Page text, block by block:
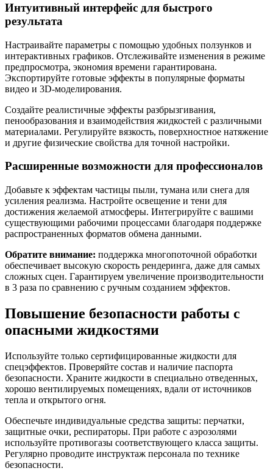
Интуитивный интерфейс для быстрого
результата
Настраивайте параметры с помощью удобных ползунков и
интерактивных графиков. Отслеживайте изменения в режиме
предпросмотра, экономия времени гарантирована.
Экспортируйте готовые эффекты в популярные форматы
видео и 3D-моделирования.
Создайте реалистичные эффекты разбрызгивания,
пенообразования и взаимодействия жидкостей с различными
материалами. Регулируйте вязкость, поверхностное натяжение
и другие физические свойства для точной настройки.
Расширенные возможности для профессионалов
Добавьте к эффектам частицы пыли, тумана или снега для
усиления реализма. Настройте освещение и тени для
достижения желаемой атмосферы. Интегрируйте с вашими
существующими рабочими процессами благодаря поддержке
распространенных форматов обмена данными.
Обратите внимание: поддержка многопоточной обработки
обеспечивает высокую скорость рендеринга, даже для самых
сложных сцен. Гарантируем увеличение производительности
в 3 раза по сравнению с ручным созданием эффектов.
Повышение безопасности работы с
опасными жидкостями
Используйте только сертифицированные жидкости для
спецэффектов. Проверяйте состав и наличие паспорта
безопасности. Храните жидкости в специально отведенных,
хорошо вентилируемых помещениях, вдали от источников
тепла и открытого огня.
Обеспечьте индивидуальные средства защиты: перчатки,
защитные очки, респираторы. При работе с аэрозолями
используйте противогазы соответствующего класса защиты.
Регулярно проводите инструктаж персонала по технике
безопасности.